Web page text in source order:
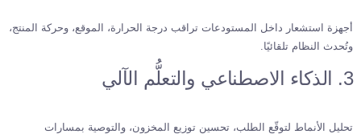
أجهزة استشعار داخل المستودعات تراقب درجة الحرارة، الموقع، وحركة المنتج،
وتُحدث النظام تلقائيًا.
3. الذكاء الاصطناعي والتعلُّم الآلي
تحليل الأنماط لتوقّع الطلب، تحسين توزيع المخزون، والتوصية بمسارات